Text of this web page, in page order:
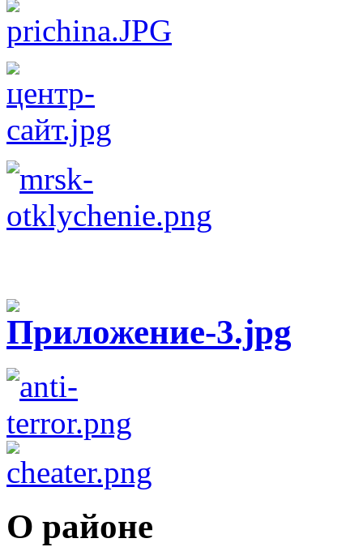
О районе